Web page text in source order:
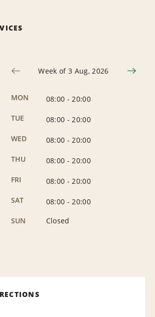
Week of 3 Aug, 2026
MON 08:00 - 20:00
TUE
08:00 - 20:00
WED
08:00 - 20:00
THU
08:00 - 20:00
FRI
08:00 - 20:00
SAT
08:00 - 20:00
SUN
Closed